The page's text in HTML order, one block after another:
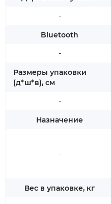
-
Bluetooth
-
Размеры упаковки
(д*ш*в), см
-
Назначение
-
Вес в упаковке, кг